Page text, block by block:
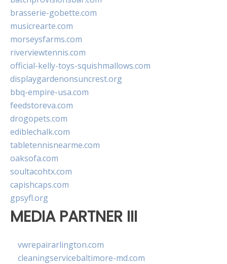
brasserie-gobette.com
musicrearte.com
morseysfarms.com
riverviewtennis.com
official-kelly-toys-squishmallows.com
displaygardenonsuncrest.org
bbq-empire-usa.com
feedstoreva.com
drogopets.com
ediblechalk.com
tabletennisnearme.com
oaksofa.com
soultacohtx.com
capishcaps.com
gpsyfl.org
MEDIA PARTNER III
vwrepairarlington.com
cleaningservicebaltimore-md.com